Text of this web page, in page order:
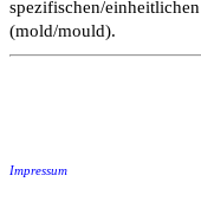
spezifischen/
(mold/mould).
Impressum